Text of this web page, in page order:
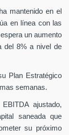
mantenido en el
en línea con las
un aumento
del 8% a nivel de
Plan Estratégico
semanas.
ajustado,
saneada que
su próximo